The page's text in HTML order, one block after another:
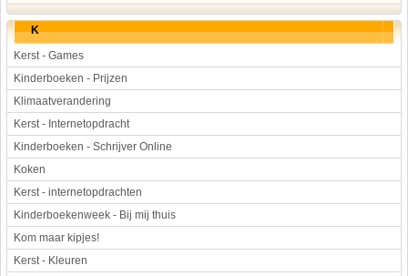
K
Kerst - Games
Kinderboeken - Prijzen
Klimaatverandering
Kerst - Internetopdracht
Kinderboeken - Schrijver Online
Koken
Kerst - internetopdrachten
Kinderboekenweek - Bij mij thuis
Kom maar kipjes!
Kerst - Kleuren